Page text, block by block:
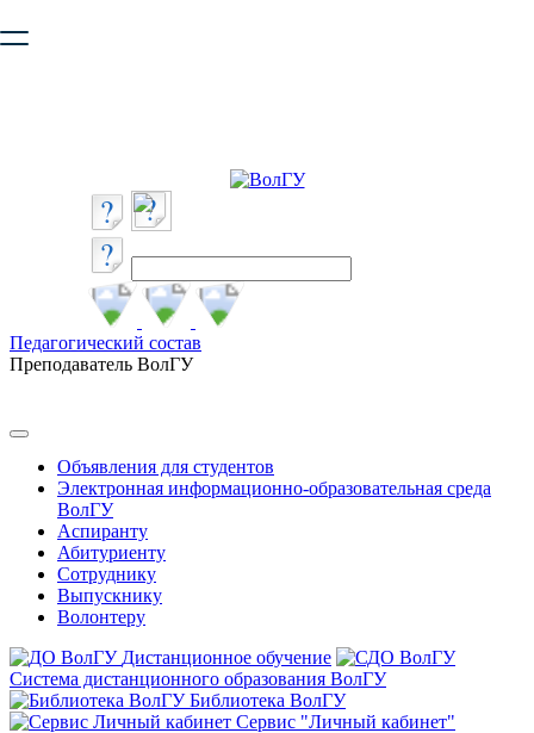
безопасную работу с сайтом. Пожалуйста
Педагогический состав
Преподаватель ВолГУ
Объявления для студентов
Электронная информационно-образовательная среда
ВолГУ
Аспиранту
Абитуриенту
Сотруднику
Выпускнику
Волонтеру
Дистанционное обучение
Система дистанционного образования ВолГУ
Библиотека ВолГУ
Сервис "Личный кабинет"